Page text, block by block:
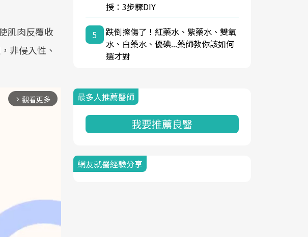
肌肉反覆收
非侵入性、
arrow_forward_ios 觀看更多
授：3步驟DIY
5
跌倒擦傷了！紅藥水、紫藥水、雙氧
水、白藥水、優碘...藥師教你該如何
選才對
最多人推薦醫師
我要推薦良醫
網友就醫經驗分享